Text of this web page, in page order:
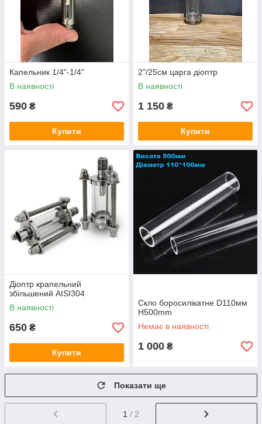
Капельник 1/4"-1/4"
В наявності
590 ₴
Купити
2"/25см царга діоптр
В наявності
1 150 ₴
Купити
Діоптр крапельний
збільшений AISI304
В наявності
650 ₴
Купити
Скло боросилікатне D110мм
H500mm
Немає в наявності
1 000 ₴
Показати ще
1 / 2